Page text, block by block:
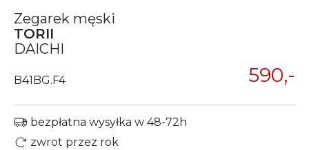
Zegarek męski
TORII
DAICHI
B41BG.F4 590,-
bezpłatna wysyłka w 48-72h
zwrot przez rok